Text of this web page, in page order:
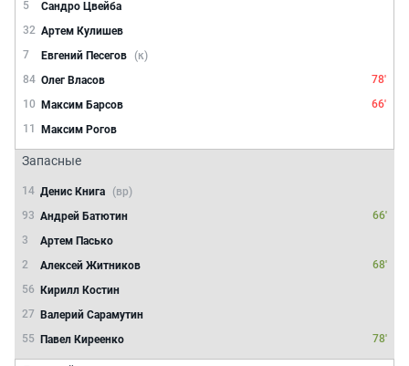
5
Сандро Цвейба
32 Артем Кулишев
7
Евгений Песегов (к)
84 Олег Власов
78'
10 Максим Барсов
66'
11
Максим Рогов
Запасные
14 Денис Книга
(вр)
93 Андрей Батютин
66'
3
Артем Пасько
2
Алексей Житников
68'
56 Кирилл Костин
27 Валерий Сарамутин
55 Павел Киреенко 78'